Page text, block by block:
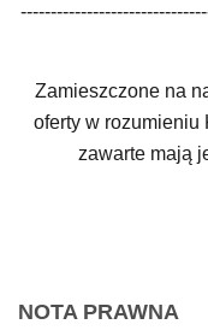
Zamieszczone na
oferty w rozumieniu
zawarte mają
NOTA PRAWNA